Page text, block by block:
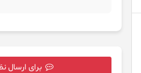
برای ارسال